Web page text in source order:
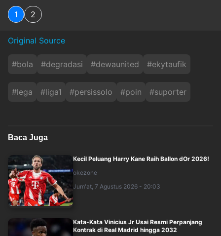
1 2
Original Source
#bola #degradasi #dewaunited #ekytaufik
#lega #liga1 #persissolo #poin #suporter
Baca Juga
Kecil Peluang Harry Kane Raih Ballon dOr 2026!
okezone
Jum'at, 7 Agustus 2026 - 20:03
Kata-Kata Vinicius Jr Usai Resmi Perpanjang
Kontrak di Real Madrid hingga 2032